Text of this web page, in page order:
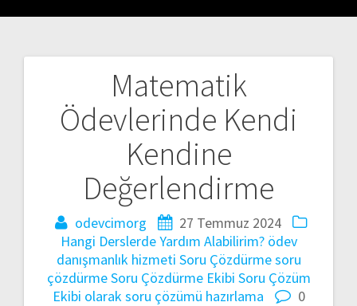
Matematik
Ödevlerinde Kendi
Kendine
Değerlendirme
odevcimorg
27 Temmuz 2024
Hangi Derslerde Yardım Alabilirim? ödev
danışmanlık hizmeti Soru Çözdürmesoru
çözdürmeSoru Çözdürme Ekibi Soru Çözüm
Ekibi olaraksoru çözümü hazırlama 0
Yazı
gezinmesi